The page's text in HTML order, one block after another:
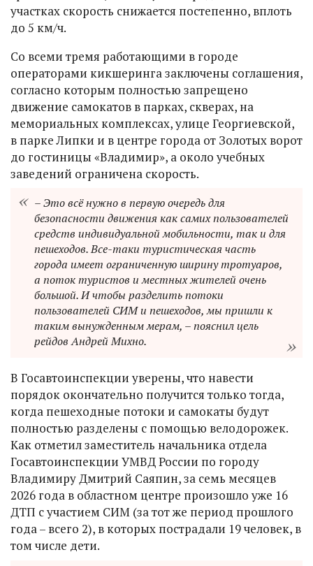
участках скорость снижается постепенно, вплоть
до 5 км/ч.
Со всеми тремя работающими в городе
операторами кикшеринга заключены соглашения,
согласно которым полностью запрещено
движение самокатов в парках, скверах, на
мемориальных комплексах, улице Георгиевской,
в парке Липки и в центре города от Золотых ворот
до гостиницы «Владимир», а около учебных
заведений ограничена скорость.
– Это всё нужно в первую очередь для
безопасности движения как самих пользователей
средств индивидуальной мобильности, так и для
пешеходов. Все-таки туристическая часть
города имеет ограниченную ширину тротуаров,
а поток туристов и местных жителей очень
большой. И чтобы разделить потоки
пользователей СИМ и пешеходов, мы пришли к
таким вынужденным мерам, – пояснил цель
рейдов Андрей Михно.
В Госавтоинспекции уверены, что навести
порядок окончательно получится только тогда,
когда пешеходные потоки и самокаты будут
полностью разделены с помощью велодорожек.
Как отметил заместитель начальника отдела
Госавтоинспекции УМВД России по городу
Владимиру Дмитрий Саяпин, за семь месяцев
2026 года в областном центре произошло уже 16
ДТП с участием СИМ (за тот же период прошлого
года – всего 2), в которых пострадали 19 человек, в
том числе дети.